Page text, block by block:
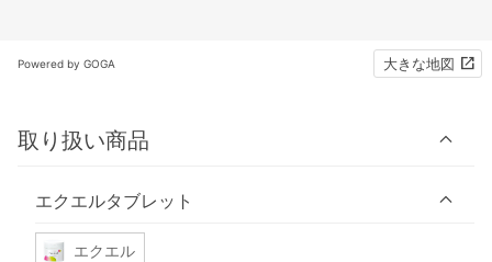
Powered by GOGA 大きな地図
取り扱い商品
エクエルタブレット
エクエル